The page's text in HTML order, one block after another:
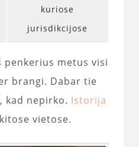
kuriose
jurisdikcijose
metus visi
brangi. Dabar tie
kad nepirko. Istorija
vietose.